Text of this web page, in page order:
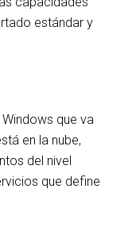
estándar y
que va
en la nube,
del nivel
que define